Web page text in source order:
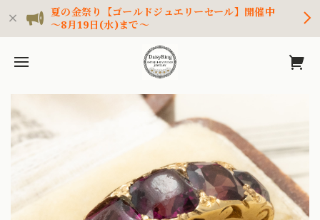
夏の金祭り【ゴールドジュエリーセール】開催中
～8月19日(水)まで～